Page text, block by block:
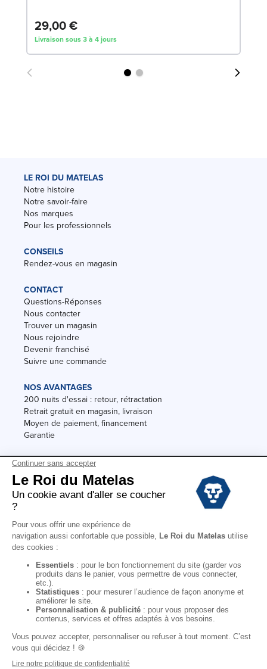
29,00 €
Livraison sous 3 à 4 jours
LE ROI DU MATELAS
Notre histoire
Notre savoir-faire
Nos marques
Pour les professionnels
CONSEILS
Rendez-vous en magasin
CONTACT
Questions-Réponses
Nous contacter
Trouver un magasin
Nous rejoindre
Devenir franchisé
Suivre une commande
NOS AVANTAGES
200 nuits d'essai : retour, rétractation
Retrait gratuit en magasin, livraison
Moyen de paiement, financement
Garantie
Conditions des offres
Black Friday
Destockage
Conditions Générales de vente magasin
Conditions Générales de vente internet
Mentions Légales
Données personnelles
Codes promo Le Roi du Matelas
Copyright © 2022. All rights reserved.